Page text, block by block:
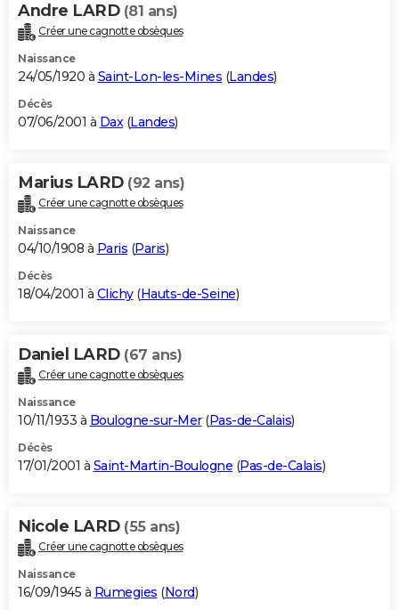
Andre LARD (81 ans)
Créer une cagnotte obsèques
Naissance
24/05/1920 à Saint-Lon-les-Mines (Landes)
Décès
07/06/2001 à Dax(Landes)
Marius LARD (92 ans)
Créer une cagnotte obsèques
Naissance
04/10/1908 à Paris (Paris)
Décès
18/04/2001 à Clichy(Hauts-de-Seine)
Daniel LARD (67 ans)
Créer une cagnotte obsèques
Naissance
10/11/1933 à Boulogne-sur-Mer(Pas-de-Calais)
Décès
17/01/2001 à Saint-Martin-Boulogne (Pas-de-Calais)
Nicole LARD (55 ans)
Créer une cagnotte obsèques
Naissance
16/09/1945 à Rumegies (Nord)